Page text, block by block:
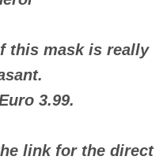
this mask is really
3.99.
link for the direct